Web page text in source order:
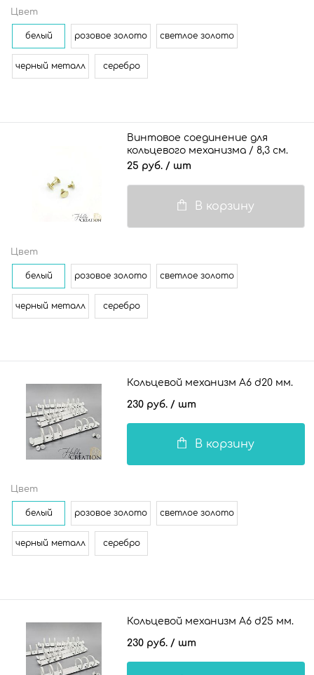
Цвет
белый розовое золото светлое золото
черный металл серебро
Винтовое соединение для
кольцевого механизма / 8,3 см.
25 руб. / шт
В корзину
Цвет
белый розовое золото светлое золото
черный металл серебро
Кольцевой механизм А6 d20 мм.
230 руб. / шт
В корзину
Цвет
белый розовое золото светлое золото
черный металл серебро
Кольцевой механизм А6 d25 мм.
230 руб. / шт